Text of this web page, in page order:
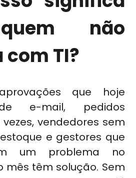
não
TI?
que hoje
e-mail, pedidos
vendedores sem
e gestores que
um problema no
mês têm solução. Sem